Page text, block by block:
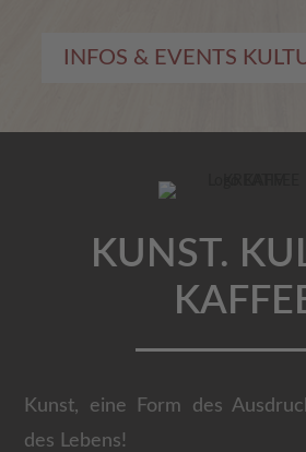
INFOS & EVENTS
KUNST.
Kunst, eine Form des
des Lebens!